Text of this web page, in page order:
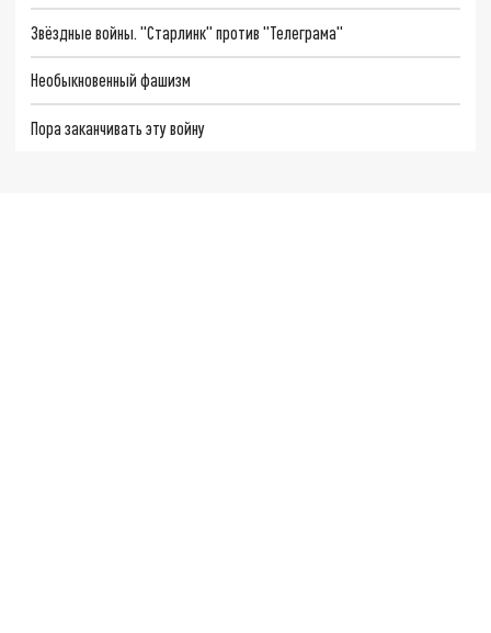
Звёздные войны. "Старлинк" против "Телеграма"
Необыкновенный фашизм
Пора заканчивать эту войну